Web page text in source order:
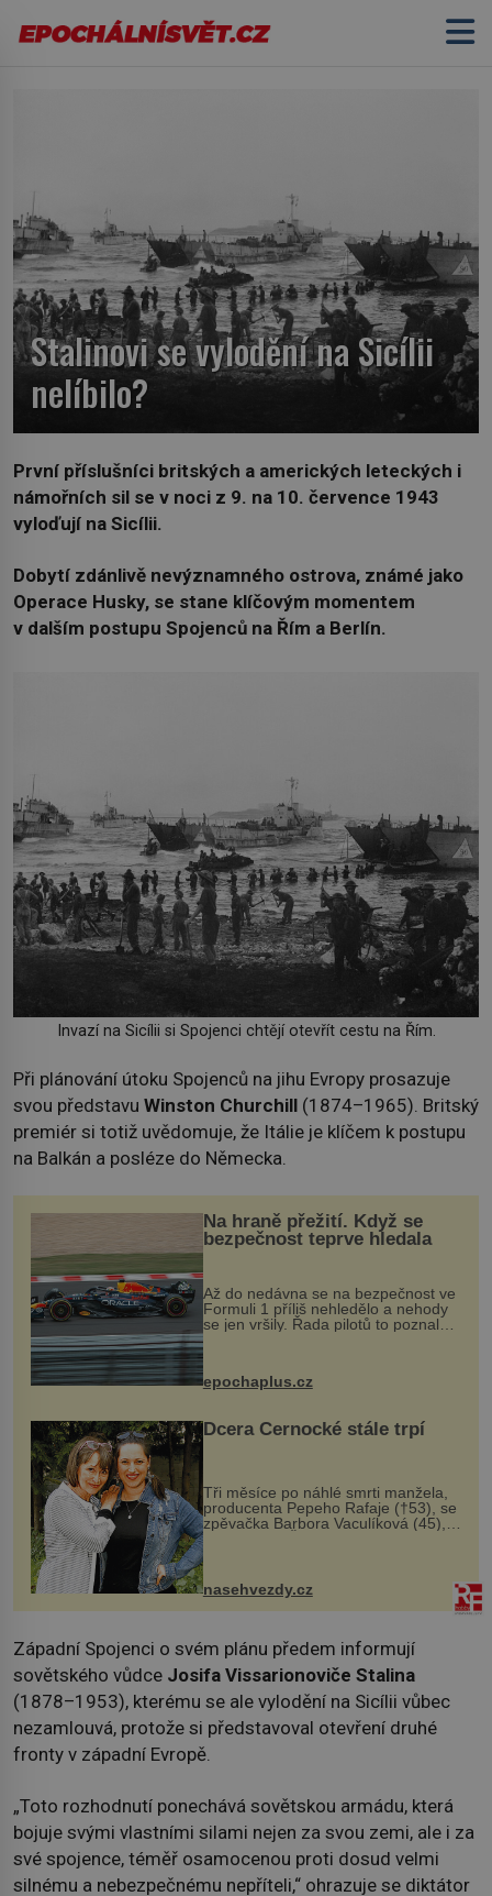
Stalinovi se vylodění na Sicílii
nelíbilo?
První příslušníci britských a amerických leteckých i
námořních sil se v noci z 9. na 10. července 1943
vyloďují na Sicílii.
Dobytí zdánlivě nevýznamného ostrova, známé jako
Operace Husky, se stane klíčovým momentem
v dalším postupu Spojenců na Řím a Berlín.
Invazí na Sicílii si Spojenci chtějí otevřít cestu na Řím.
Při plánování útoku Spojenců na jihu Evropy prosazuje
svou představu Winston Churchill (1874–1965). Britský
premiér si totiž uvědomuje, že Itálie je klíčem k postupu
na Balkán a posléze do Německa.
Na hraně přežití. Když se
bezpečnost teprve hledala
Až do nedávna se na bezpečnost ve
Formuli 1 příliš nehledělo a nehody
se jen vršily. Řada pilotů to poznala
na vlastní kůži, často s trvalými
následky nebo bohužel i ztrátou
života. Dnes nepochopiteln...
epochaplus.cz
Dcera Černocké stále trpí
Tři měsíce po náhlé smrti manžela,
producenta Pepeho Rafaje (†53), se
zpěvačka Barbora Vaculíková (45),
dcera Petry Černocké (75), poprvé
ozvala veřejnosti. Na sociální síti
sdílela, že se snaží fung...
nasehvezdy.cz
Západní Spojenci o svém plánu předem informují
sovětského vůdce Josifa Vissarionoviče Stalina
(1878–1953), kterému se ale vylodění na Sicílii vůbec
nezamlouvá, protože si představoval otevření druhé
fronty v západní Evropě.
„Toto rozhodnutí ponechává sovětskou armádu, která
bojuje svými vlastními silami nejen za svou zemi, ale i za
své spojence, téměř osamocenou proti dosud velmi
silnému a nebezpečnému nepříteli,“ ohrazuje se diktátor